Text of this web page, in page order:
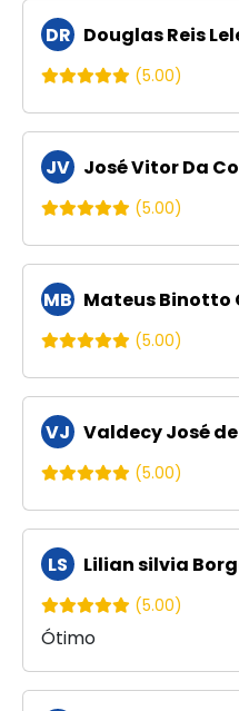
DR Douglas Reis
(5.00)
JV José Vitor Da
(5.00)
MB Mateus Binotto
(5.00)
VJ Valdecy José
(5.00)
LS Lilian silvia
(5.00)
Ótimo